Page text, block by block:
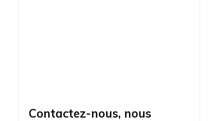
Contactez-nous, nous